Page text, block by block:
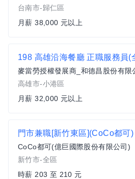
台南市-歸仁區
月薪 38,000 元以上
198 高雄沿海餐廳 正職服務員(
麥當勞授權發展商_和德昌股份有限
高雄市-小港區
月薪 32,000 元以上
門市兼職[新竹東區](CoCo都可)
CoCo都可(億巨國際股份有限公司)
新竹市-全區
時薪 203 至 210 元